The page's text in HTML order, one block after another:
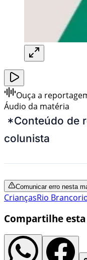
Ouça a
Áudio da matéria
*Conteúdo de
colunista
Comunicar erro nesta
CriançasRio Branco
Compartilhe